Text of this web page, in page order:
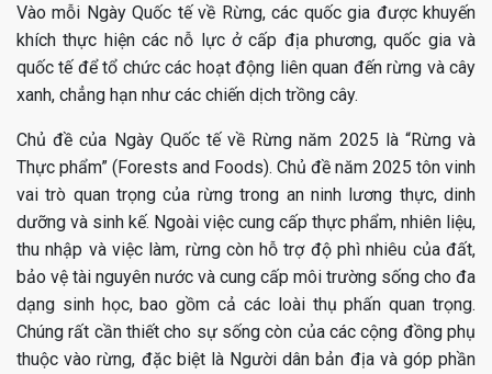
Vào mỗi Ngày Quốc tế về Rừng, các quốc gia được khuyến
khích thực hiện các nỗ lực ở cấp địa phương, quốc gia và
quốc tế để tổ chức các hoạt động liên quan đến rừng và cây
xanh, chẳng hạn như các chiến dịch trồng cây.
Chủ đề của Ngày Quốc tế về Rừng năm 2025 là “Rừng và
Thực phẩm” (Forests and Foods). Chủ đề năm 2025 tôn vinh
vai trò quan trọng của rừng trong an ninh lương thực, dinh
dưỡng và sinh kế. Ngoài việc cung cấp thực phẩm, nhiên liệu,
thu nhập và việc làm, rừng còn hỗ trợ độ phì nhiêu của đất,
bảo vệ tài nguyên nước và cung cấp môi trường sống cho đa
dạng sinh học, bao gồm cả các loài thụ phấn quan trọng.
Chúng rất cần thiết cho sự sống còn của các cộng đồng phụ
thuộc vào rừng, đặc biệt là Người dân bản địa và góp phần